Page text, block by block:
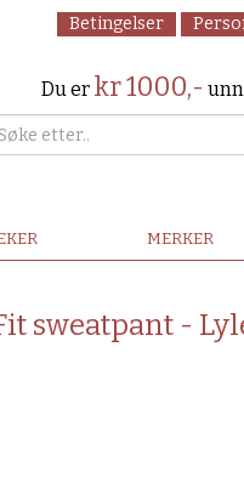
Betingelser
Du er kr 1000,-
MERKER
sweatpant -